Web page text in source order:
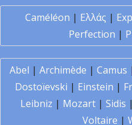
Caméléon | Ελλάς |
Perfection |
Abel | Archimède | Camus |
Dostoïevski | Einstein |
Leibniz | Mozart | Sidis |
Voltaire |